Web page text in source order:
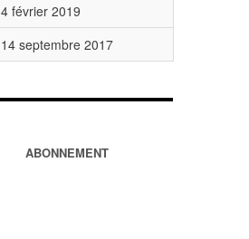
4 février 2019
14 septembre 2017
ABONNEMENT